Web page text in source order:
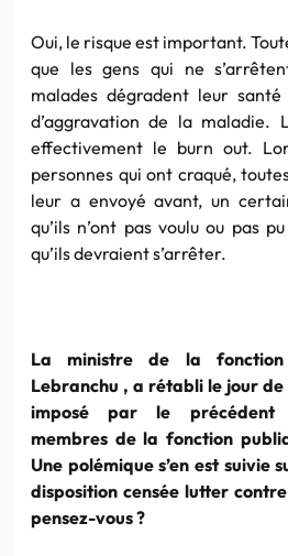
Oui, le risque est important.
que les gens qui ne
malades dégradent leur
d’aggravation de la maladie.
effectivement le burn out.
personnes qui ont craqué,
leur a envoyé avant, un
qu’ils n’ont pas voulu ou pas
qu’ils devraient s’arrêter.
La ministre de la fonction
Lebranchu , a rétabli le jour
imposé par le précédent
membres de la fonction
Une polémique s’en est suivie
disposition censée lutter contre
pensez-vous ?